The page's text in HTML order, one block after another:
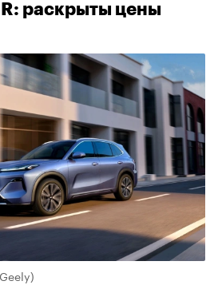
раскрыты цены